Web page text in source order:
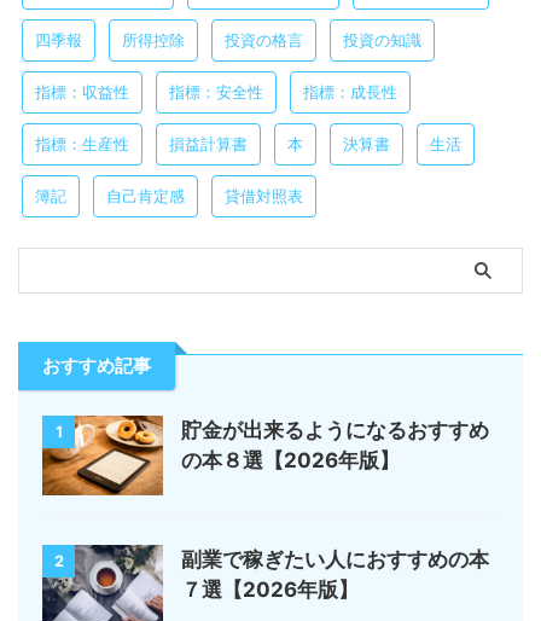
四季報 所得控除 投資の格言 投資の知識
指標：収益性 指標：安全性 指標：成長性
指標：生産性 損益計算書 本 決算書 生活
簿記 自己肯定感 貸借対照表
おすすめ記事
1
貯金が出来るようになるおすすめ
の本８選【2026年版】
2
副業で稼ぎたい人におすすめの本
７選【2026年版】